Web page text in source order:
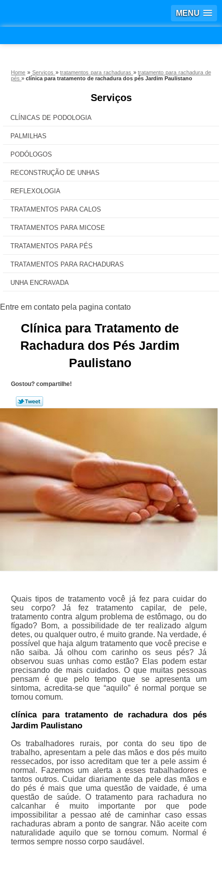
MENU
Home » Serviços »tratamentos para rachaduras »tratamento para rachadura de
pés»clínica para tratamento de rachadura dos pés Jardim Paulistano
Serviços
CLÍNICAS DE PODOLOGIA
PALMILHAS
PODÓLOGOS
RECONSTRUÇÃO DE UNHAS
REFLEXOLOGIA
TRATAMENTOS PARA CALOS
TRATAMENTOS PARA MICOSE
TRATAMENTOS PARA PÉS
TRATAMENTOS PARA RACHADURAS
UNHA ENCRAVADA
Clínica para Tratamento de
Rachadura dos Pés Jardim
Paulistano
Gostou? compartilhe!
Quais tipos de tratamento você já fez para cuidar do
seu corpo? Já fez tratamento capilar, de pele,
tratamento contra algum problema de estômago, ou do
fígado? Bom, a possibilidade de ter realizado algum
detes, ou qualquer outro, é muito grande. Na verdade, é
possível que haja algum tratamento que você precise e
não saiba. Já olhou com carinho os seus pés? Já
observou suas unhas como estão? Elas podem estar
precisando de mais cuidados. O que muitas pessoas
pensam é que pelo tempo que se apresenta um
sintoma, acredita-se que “aquilo” é normal porque se
tornou comum.
clínica para tratamento de rachadura dos pés
Jardim Paulistano
Os trabalhadores rurais, por conta do seu tipo de
trabalho, apresentam a pele das mãos e dos pés muito
ressecados, por isso acreditam que ter a pele assim é
normal. Fazemos um alerta a esses trabalhadores e
tantos outros. Cuidar diariamente da pele das mãos e
do pés é mais que uma questão de vaidade, é uma
questão de saúde. O tratamento para rachadura no
calcanhar é muito importante por que pode
impossibilitar a pessao até de caminhar caso essas
rachaduras abram a ponto de sangrar. Não aceite com
naturalidade aquilo que se tornou comum. Normal é
termos sempre nosso corpo saudável.